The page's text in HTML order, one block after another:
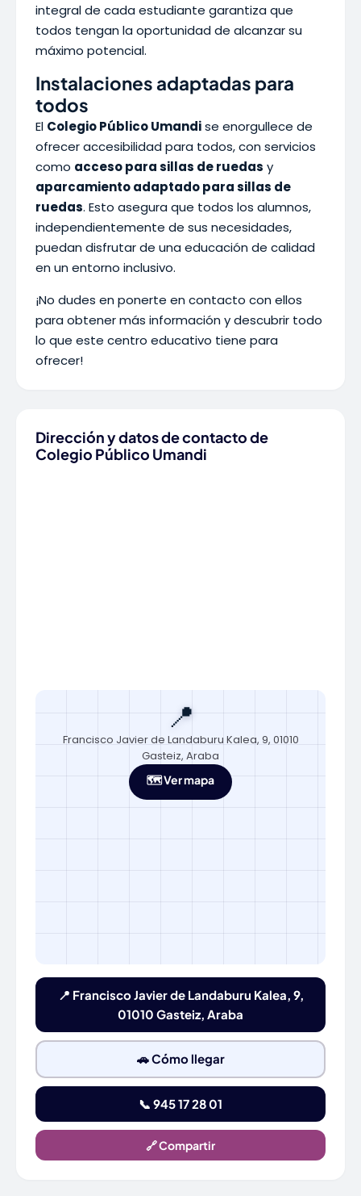
integral de cada estudiante garantiza que
todos tengan la oportunidad de alcanzar su
máximo potencial.
Instalaciones adaptadas para
todos
El Colegio Público Umandise enorgullece de
ofrecer accesibilidad para todos, con servicios
como acceso para sillas de ruedas y
aparcamiento adaptado para sillas de
ruedas. Esto asegura que todos los alumnos,
independientemente de sus necesidades,
puedan disfrutar de una educación de calidad
en un entorno inclusivo.
¡No dudes en ponerte en contacto con ellos
para obtener más información y descubrir todo
lo que este centro educativo tiene para
ofrecer!
Dirección y datos de contacto de
Colegio Público Umandi
📍
Francisco Javier de Landaburu Kalea, 9, 01010
Gasteiz, Araba
🗺️ Ver mapa
📍 Francisco Javier de Landaburu Kalea, 9,
01010 Gasteiz, Araba
🚗 Cómo llegar
📞 945 17 28 01
🔗 Compartir